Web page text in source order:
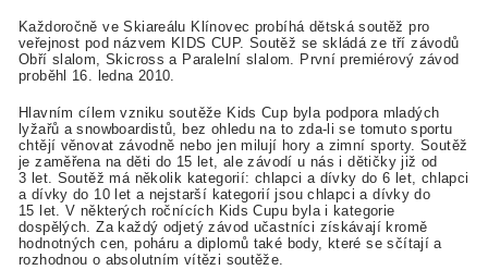
Každoročně ve Skiareálu Klínovec probíhá dětská soutěž pro
veřejnost pod názvem KIDS CUP. Soutěž se skládá ze tří závodů
Obří slalom, Skicross a Paralelní slalom. První premiérový závod
proběhl 16. ledna 2010.
Hlavním cílem vzniku soutěže Kids Cup byla podpora mladých
lyžařů a snowboardistů, bez ohledu na to zda-li se tomuto sportu
chtějí věnovat závodně nebo jen milují hory a zimní sporty. Soutěž
je zaměřena na děti do 15 let, ale závodí u nás i dětičky již od
3 let. Soutěž má několik kategorií: chlapci a dívky do 6 let, chlapci
a dívky do 10 let a nejstarší kategorií jsou chlapci a dívky do
15 let. V některých ročnících Kids Cupu byla i kategorie
dospělých. Za každý odjetý závod učastníci získávají kromě
hodnotných cen, poháru a diplomů také body, které se sčítají a
rozhodnou o absolutním vítězi soutěže.